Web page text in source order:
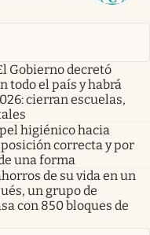
Gobierno decretó
todo el país y habrá
cierran escuelas,
higiénico hacia
correcta y por
una forma
de su vida en un
un grupo de
con 850 bloques de